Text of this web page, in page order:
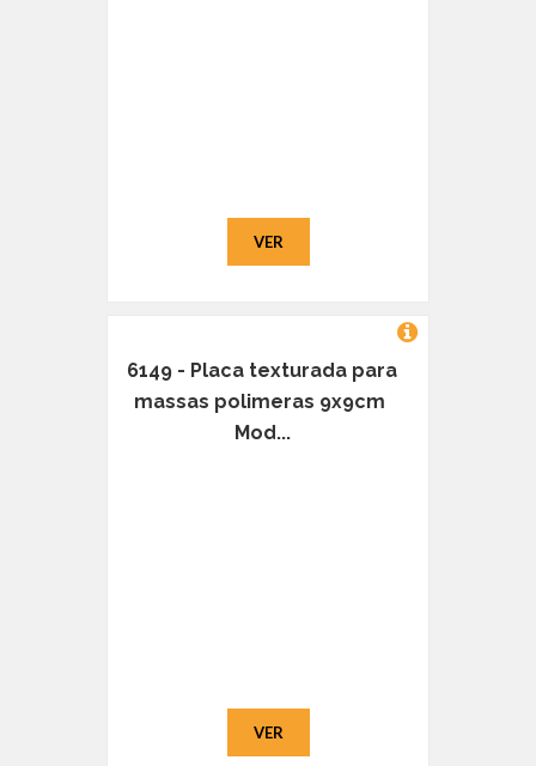
VER
6149 - Placa texturada para
massas polimeras 9x9cm 
Mod...
VER